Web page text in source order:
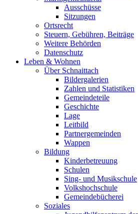
Ausschüsse
Sitzungen
Ortsrecht
Steuern, Gebühren, Beiträge
Weitere Behörden
Datenschutz
Leben & Wohnen
Über Schnaittach
Bildergalerien
Zahlen und Statistiken
Gemeindeteile
Geschichte
Lage
Leitbild
Partnergemeinden
Wappen
Bildung
Kinderbetreuung
Schulen
Sing- und Musikschule
Volkshochschule
Gemeindebücherei
Soziales